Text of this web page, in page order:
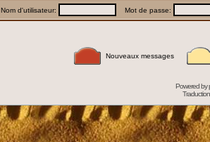
Nom d'utilisateur: Mot de passe:
Nouveaux messages
Powered by